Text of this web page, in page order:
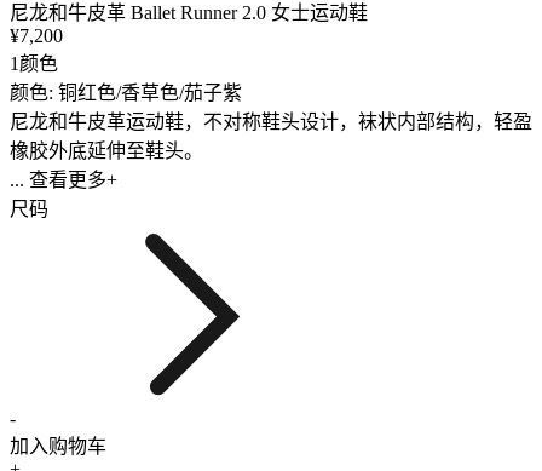
尼龙和牛皮革 Ballet Runner 2.0 女士运动鞋
¥7,200
1颜色
颜色: 铜红色/香草色/茄子紫
尼龙和牛皮革运动鞋，不对称鞋头设计，袜状内部结构，轻盈
橡胶外底延伸至鞋头。
... 查看更多+
尺码
-
加入购物车